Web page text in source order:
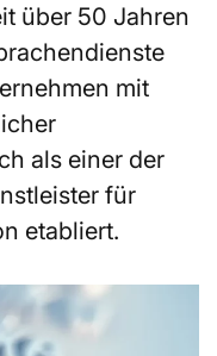
über 50 Jahren
mit
als einer der
für
etabliert.